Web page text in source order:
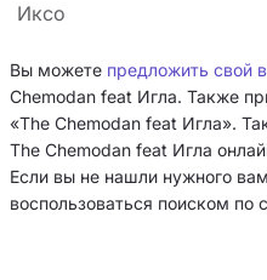
Иксо
Вы можете предложить свой
Chemodan feat Игла. Также
«The Chemodan feat Игла».
The Chemodan feat Игла
Если вы не нашли нужного
воспользоваться поиском по